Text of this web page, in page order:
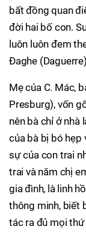
bất đồng quan
đời hai bố con.
luôn luôn đem
Đaghe
Mẹ của C. Mác,
Presburg), vốn
nên bà chỉ ở nhà
của bà bị bó
sự của con trai
trai và năm chị
gia đình, là linh
thông minh, biết
tác ra đủ mọi